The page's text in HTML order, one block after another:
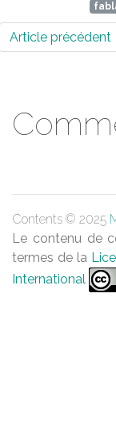
Article précédent
Contents © 2025
Le contenu de
termes de la
International